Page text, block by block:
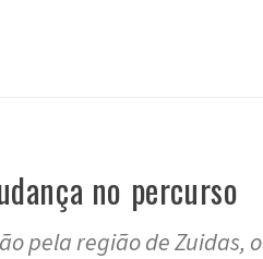
no percurso
pela região de Zuidas, o